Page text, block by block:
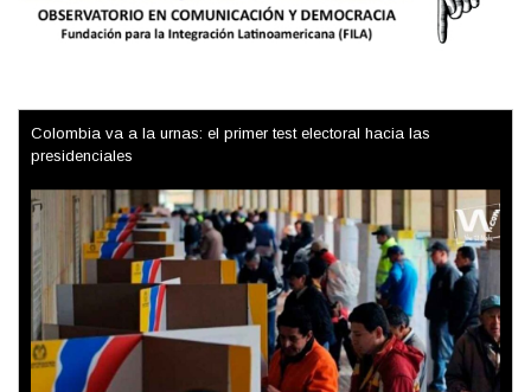
Trump y las drogas: la viga en los propios ojos